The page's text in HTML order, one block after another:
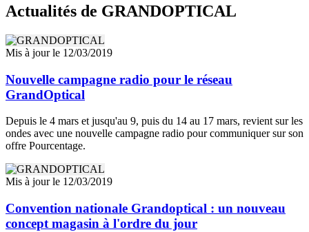
Actualités de GRANDOPTICAL
Mis à jour le 12/03/2019
Nouvelle campagne radio pour le réseau
GrandOptical
Depuis le 4 mars et jusqu'au 9, puis du 14 au 17 mars, revient sur les
ondes avec une nouvelle campagne radio pour communiquer sur son
offre Pourcentage.
Mis à jour le 12/03/2019
Convention nationale Grandoptical : un nouveau
concept magasin à l'ordre du jour